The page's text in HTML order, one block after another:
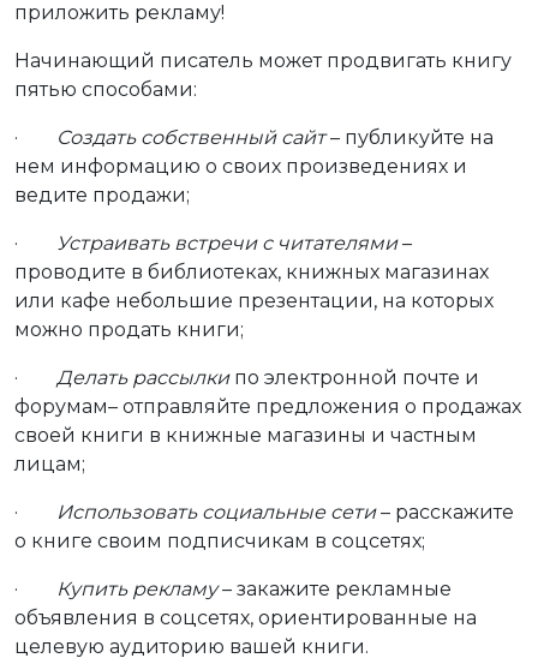
приложить рекламу!
Начинающий писатель может продвигать книгу
пятью способами:
· Создать собственный сайт– публикуйте на
нем информацию о своих произведениях и
ведите продажи;
· Устраивать встречи с читателями–
проводите в библиотеках, книжных магазинах
или кафе небольшие презентации, на которых
можно продать книги;
· Делать рассылки по электронной почте и
форумам– отправляйте предложения о продажах
своей книги в книжные магазины и частным
лицам;
· Использовать социальные сети– расскажите
о книге своим подписчикам в соцсетях;
· Купить рекламу– закажите рекламные
объявления в соцсетях, ориентированные на
целевую аудиторию вашей книги.